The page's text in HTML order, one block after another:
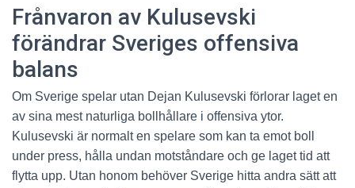
Frånvaron av Kulusevski
förändrar Sveriges offensiva
balans
Om Sverige spelar utan Dejan Kulusevski förlorar laget en
av sina mest naturliga bollhållare i offensiva ytor.
Kulusevski är normalt en spelare som kan ta emot boll
under press, hålla undan motståndare och ge laget tid att
flytta upp. Utan honom behöver Sverige hitta andra sätt att